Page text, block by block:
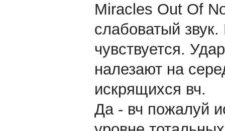
Miracles Out Of
слабоватый
чувствуется.
налезают на
искрящихся вч.
Да - вч пожалуй